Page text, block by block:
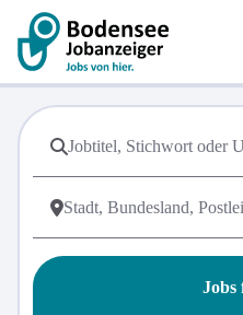
Jobs